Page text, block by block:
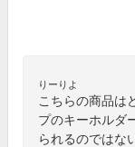
りーりよ
こちらの商品は
プのキーホルダ
られるのではな